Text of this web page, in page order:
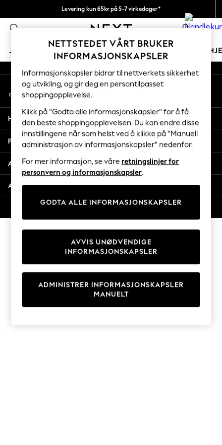
Levering kun 65kr på 5-7 virkedager*
Vi betaler alle tollavgifter 0
JENTER GUTTER BABY KVINNER
GIRLS
New In
50 - 92cm
98 - 110cm
116 - 134cm
140 - 174cm
Trending: Top & Short Sets
Trending: Clogs
Toy Story
THE SET
Coats & Jackets
Sweatshirts & Hoodies
Knitwear
Cardigans
Dresses
Sets & Outfits
T-Shirts
An error occurred on client
Våre sosiale nettverk
Min konto
Logg inn på kontoen din
Hjelp
Personvern & Juridisk
Avdelinger
Andre tjenester
NETTSTEDET VÅRT BRUKER
INFORMASJONSKAPSLER
Informasjonskapsler bidrar til nettverkets sikkerhet
og utvikling, og gir deg en persontilpasset
shoppingopplevelse.
Klikk på "Godta alle informasjonskapsler" for å få
den beste shoppingopplevelsen. Du kan endre disse
innstillingene når som helst ved å klikke på "Manuell
administrasjon av informasjonskapsler" nedenfor.
For mer informasjon, se våre retningslinjer for
personvern og informasjonskapsler.
GODTA ALLE INFORMASJONSKAPSLER
ADMINISTRER INFORMASJONSKAPSLER
MANUELT
AVVIS UNØDVENDIGE
INFORMASJONSKAPSLER